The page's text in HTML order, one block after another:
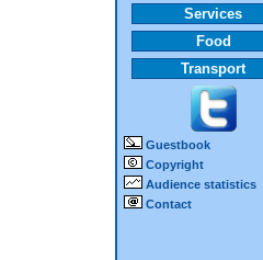
Services
Food
Transport
Guestbook
Copyright
Audience statistics
Contact